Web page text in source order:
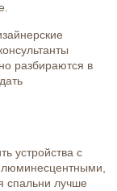
разбираются в
устройства с
спальни лучше